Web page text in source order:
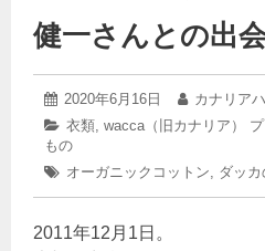
健一さんとの出
投
稿
日:
2020年6月16日
2025
年
3
26
投
稿
カナリア
カ
テ
ゴ
衣類, wacca（旧カナリア）
もの
タ
オーガニックコットン, ダッ
2011年12月1日。